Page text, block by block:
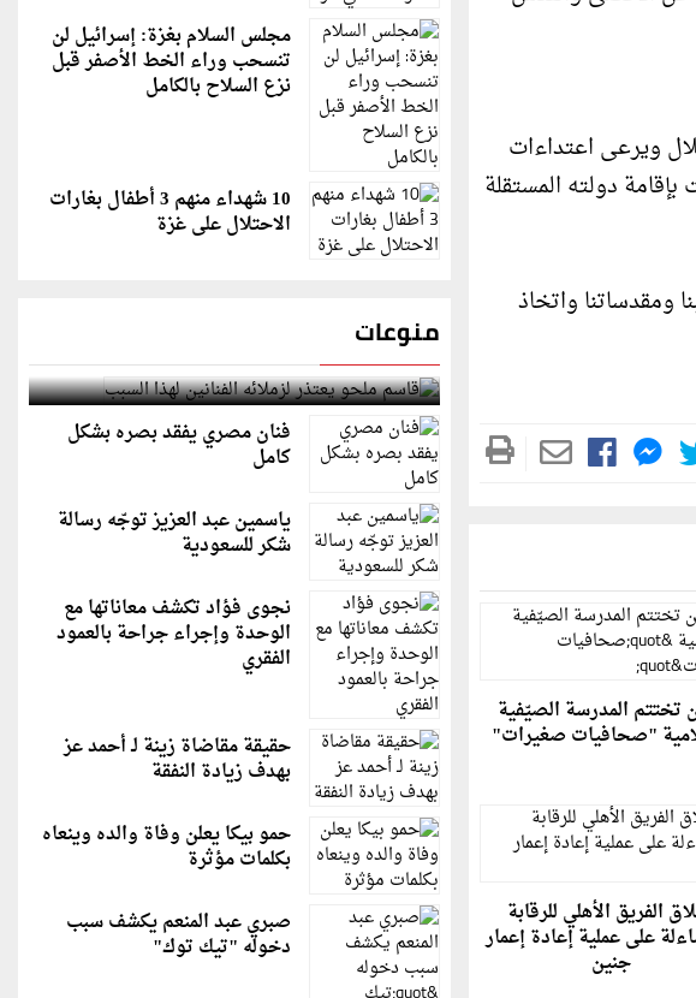
ويرعى اعتداءات
دولته المستقلة
واتخاذ
تختتم المدرسة الصيّفية
"صحافيات صغيرات"
الفريق الأهلي للرقابة
على عملية إعادة إعمار
جنين
مجلس السلام بغزة: إسرائيل لن
تنسحب وراء الخط الأصفر قبل
نزع السلاح بالكامل
10 شهداء منهم 3 أطفال بغارات
الاحتلال على غزة
منوعات
قاسم ملحو يعتذر لزملائه الفنانين لهذا السبب
فنان مصري يفقد بصره بشكل
كامل
ياسمين عبد العزيز توجّه رسالة
شكر للسعودية
نجوى فؤاد تكشف معاناتها مع
الوحدة وإجراء جراحة بالعمود
الفقري
حقيقة مقاضاة زينة لـ أحمد عز
بهدف زيادة النفقة
حمو بيكا يعلن وفاة والده وينعاه
بكلمات مؤثرة
صبري عبد المنعم يكشف سبب
دخوله "تيك توك"